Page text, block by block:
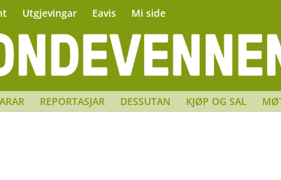
Utgjevingar Eavis Mi side
REPORTASJAR DESSUTAN KJØP OG SAL